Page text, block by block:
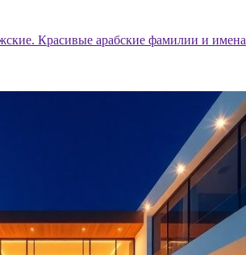
Красивые арабские фамилии и имена